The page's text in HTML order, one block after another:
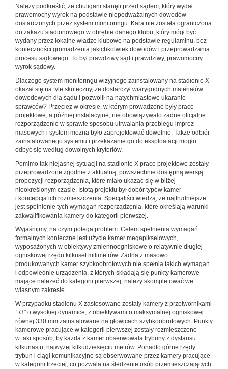
Należy podkreślić, że chuligani stanęli przed sądem, który wydał
prawomocny wyrok na podstawie niepodważalnych dowodów
dostarczonych przez system monitoringu. Kara nie została ograniczona
do zakazu stadionowego w obrębie danego klubu, który mógł być
wydany przez lokalne władze klubowe na podstawie regulaminu, bez
konieczności gromadzenia jakichkolwiek dowodów i przeprowadzania
procesu sądowego. To był prawdziwy sąd i prawdziwy, prawomocny
wyrok sądowy.
Dlaczego system monitoringu wizyjnego zainstalowany na stadionie X
okazał się na tyle skuteczny, że dostarczył wiarygodnych materiałów
dowodowych dla sądu i pozwolił na natychmiastowe ukaranie
sprawców? Przecież w okresie, w którym prowadzone były prace
projektowe, a później instalacyjne, nie obowiązywało żadne oficjalne
rozporządzenie w sprawie sposobu utrwalania przebiegu imprez
masowych i system można było zaprojektować dowolnie. Także odbiór
zainstalowanego systemu i przekazanie go do eksploatacji mogło
odbyć się według dowolnych kryteriów.
Pomimo tak niejasnej sytuacji na stadionie X prace projektowe zostały
przeprowadzone zgodnie z aktualną, powszechnie dostępną wersją
propozycji rozporządzenia, które miało ukazać się w bliżej
nieokreślonym czasie. Istotą projektu był dobór typów kamer
i koncepcja ich rozmieszczenia. Specjaliści wiedzą, że najtrudniejsze
jest spełnienie tych wymagań rozporządzenia, które określają warunki
zakwalifikowania kamery do kategorii pierwszej.
Wyjaśnijmy, na czym polega problem. Celem spełnienia wymagań
formalnych konieczne jest użycie kamer megapikselowych,
wyposażonych w obiektywy zmiennoogniskowe o relatywnie długiej
ogniskowej rzędu kilkuset milimetrów. Żadna z masowo
produkowanych kamer szybkoobrotowych nie spełnia takich wymagań
i odpowiednie urządzenia, z których składają się punkty kamerowe
mające należeć do kategorii pierwszej, należy skompletować we
własnym zakresie.
W przypadku stadionu X zastosowane zostały kamery z przetwornikami
1/3" o wysokiej dynamice, z obiektywami o maksymalnej ogniskowej
równej 330 mm zainstalowane na głowicach szybkoobrotowych. Punkty
kamerowe pracujące w kategorii pierwszej zostały rozmieszczone
w taki sposób, by każda z kamer obserwowała trybuny z dystansu
kilkunastu, najwyżej kilkudziesięciu metrów. Ponadto górne rzędy
trybun i ciągi komunikacyjne są obserwowane przez kamery pracujące
w kategorii trzeciej, co pozwala na śledzenie osób przemieszczających